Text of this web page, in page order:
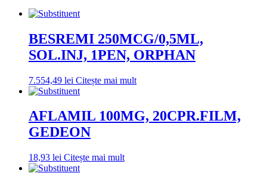
BESREMI 250MCG/0,5ML,
SOL.INJ, 1PEN, ORPHAN
7.554,49 lei Citește mai mult
AFLAMIL 100MG, 20CPR.FILM,
GEDEON
18,93 lei Citește mai mult